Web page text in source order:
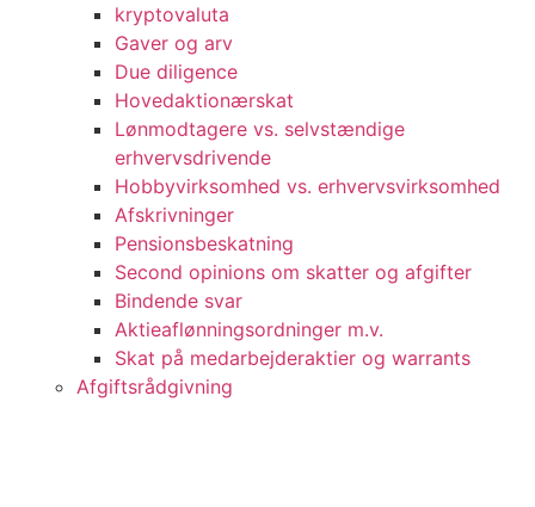
kryptovaluta
Gaver og arv
Due diligence
Hovedaktionærskat
Lønmodtagere vs. selvstændige
erhvervsdrivende
Hobbyvirksomhed vs. erhvervsvirksomhed
Afskrivninger
Pensionsbeskatning
Second opinions om skatter og afgifter
Bindende svar
Aktieaflønningsordninger m.v.
Skat på medarbejderaktier og warrants
Afgiftsrådgivning